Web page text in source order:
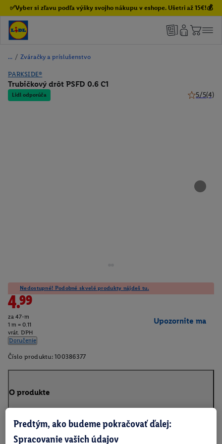
✅Vyber si zľavu podľa výšky svojho nákupu v eshope. Ušetri až 15€!💰
/ Zváračky a príslušenstvo
PARKSIDE®
Trubičkový drôt PSFD 0.6 C1
Lidl odporúča 5/5(4)
Nedostupné! Podobné skvelé produkty nájdeš tu.
4.99
za 47-m
1 m = 0.11
vrát. DPH
Doručenie
Upozornite ma
Číslo produktu: 100386377
O produkte
Predtým, ako budeme pokračovať ďalej:
Spracovanie vašich údajov